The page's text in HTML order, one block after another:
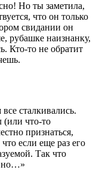
Но ты заметила,
что он только
свидании он
рубашке наизнанку,
Кто-то не обратит
сталкивались.
(или что-то
признаться,
если еще раз его
Так что
но…»